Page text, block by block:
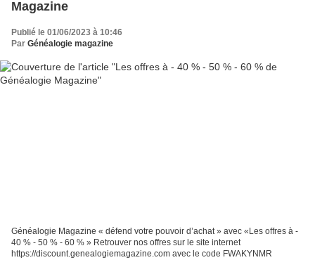
Magazine
Publié le 01/06/2023 à 10:46
Par Généalogie magazine
Généalogie Magazine « défend votre pouvoir d’achat » avec «Les offres à -
40 % - 50 % - 60 % » Retrouver nos offres sur le site internet
https://discount.genealogiemagazine.com avec le code FWAKYNMR